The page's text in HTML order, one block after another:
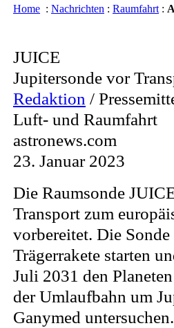
Home : Nachrichten : Raumfahrt :
JUICE
Jupitersonde vor
Redaktion /
Luft- und Raumfahrt
astronews.com
23. Januar 2023
Die Raumsonde
Transport zum
vorbereitet. Die
Trägerrakete starten
Juli 2031 den
der Umlaufbahn um
Ganymed untersuchen.